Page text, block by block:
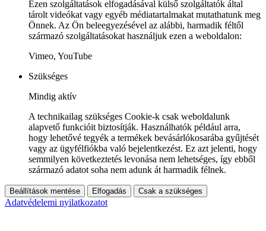
Ezen szolgáltatások elfogadásával külső szolgáltatók által
tárolt videókat vagy egyéb médiatartalmakat mutathatunk meg
Önnek. Az Ön beleegyezésével az alábbi, harmadik féltől
származó szolgáltatásokat használjuk ezen a weboldalon:
Vimeo, YouTube
Szükséges
Mindig aktív
A technikailag szükséges Cookie-k csak weboldalunk
alapvető funkcióit biztosítják. Használhatók például arra,
hogy lehetővé tegyék a termékek bevásárlókosarába gyűjtését
vagy az ügyfélfiókba való bejelentkezést. Ez azt jelenti, hogy
semmilyen következtetés levonása nem lehetséges, így ebből
származó adatot soha nem adunk át harmadik félnek.
Beállítások mentése Elfogadás Csak a szükséges
Adatvédelemi nyilatkozatot